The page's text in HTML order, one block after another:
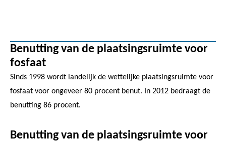
Benutting van de plaatsingsruimte voor
fosfaat
Sinds 1998 wordt landelijk de wettelijke plaatsingsruimte voor
fosfaat voor ongeveer 80 procent benut. In 2012 bedraagt de
benutting 86 procent.
Benutting van de plaatsingsruimte voor